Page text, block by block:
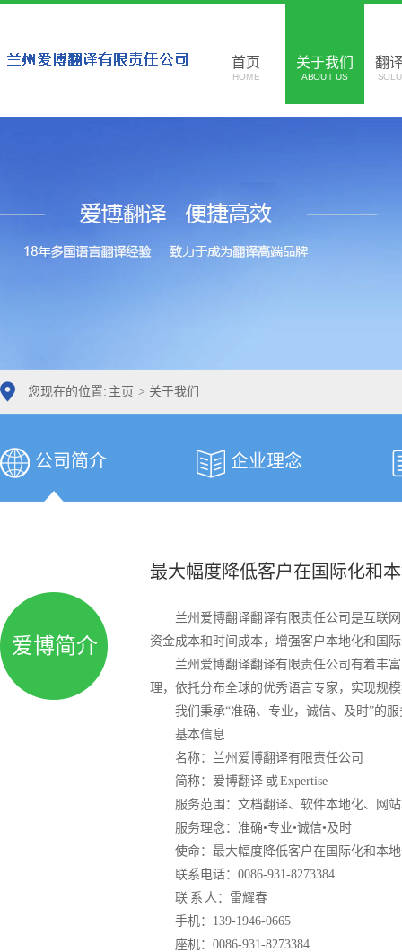
首页
HOME
关于我们
ABOUT US
翻
您现在的位置: 主页 > 关于我们
公司简介 企业理念
爱博简介
最大幅度降低客户在国际化和
兰州爱博翻译翻译有限责任公司是互联网
资金成本和时间成本，增强客户本地化和国
兰州爱博翻译翻译有限责任公司有着丰富
理，依托分布全球的优秀语言专家，实现规
我们秉承“准确、专业，诚信、及时”的服
基本信息
名称：兰州爱博翻译有限责任公司
简称：爱博翻译 或 Expertise
服务范围：文档翻译、软件本地化、网站
服务理念：准确•专业•诚信•及时
使命：最大幅度降低客户在国际化和本地
联系电话：0086-931-8273384
联 系 人：雷耀春
手机：139-1946-0665
座机：0086-931-8273384